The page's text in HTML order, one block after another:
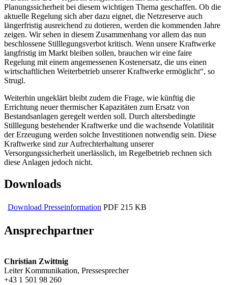
Planungssicherheit bei diesem wichtigen Thema geschaffen. Ob die
aktuelle Regelung sich aber dazu eignet, die Netzreserve auch
längerfristig ausreichend zu dotieren, werden die kommenden Jahre
zeigen. Wir sehen in diesem Zusammenhang vor allem das nun
beschlossene Stilllegungsverbot kritisch. Wenn unsere Kraftwerke
langfristig im Markt bleiben sollen, brauchen wir eine faire
Regelung mit einem angemessenen Kostenersatz, die uns einen
wirtschaftlichen Weiterbetrieb unserer Kraftwerke ermöglicht“, so
Strugl.
Weiterhin ungeklärt bleibt zudem die Frage, wie künftig die
Errichtung neuer thermischer Kapazitäten zum Ersatz von
Bestandsanlagen geregelt werden soll. Durch altersbedingte
Stilllegung bestehender Kraftwerke und die wachsende Volatilität
der Erzeugung werden solche Investitionen notwendig sein. Diese
Kraftwerke sind zur Aufrechterhaltung unserer
Versorgungssicherheit unerlässlich, im Regelbetrieb rechnen sich
diese Anlagen jedoch nicht.
Downloads
Download Presseinformation PDF 215 KB
Ansprechpartner
Christian Zwittnig
Leiter Kommunikation, Pressesprecher
+43 1 501 98 260